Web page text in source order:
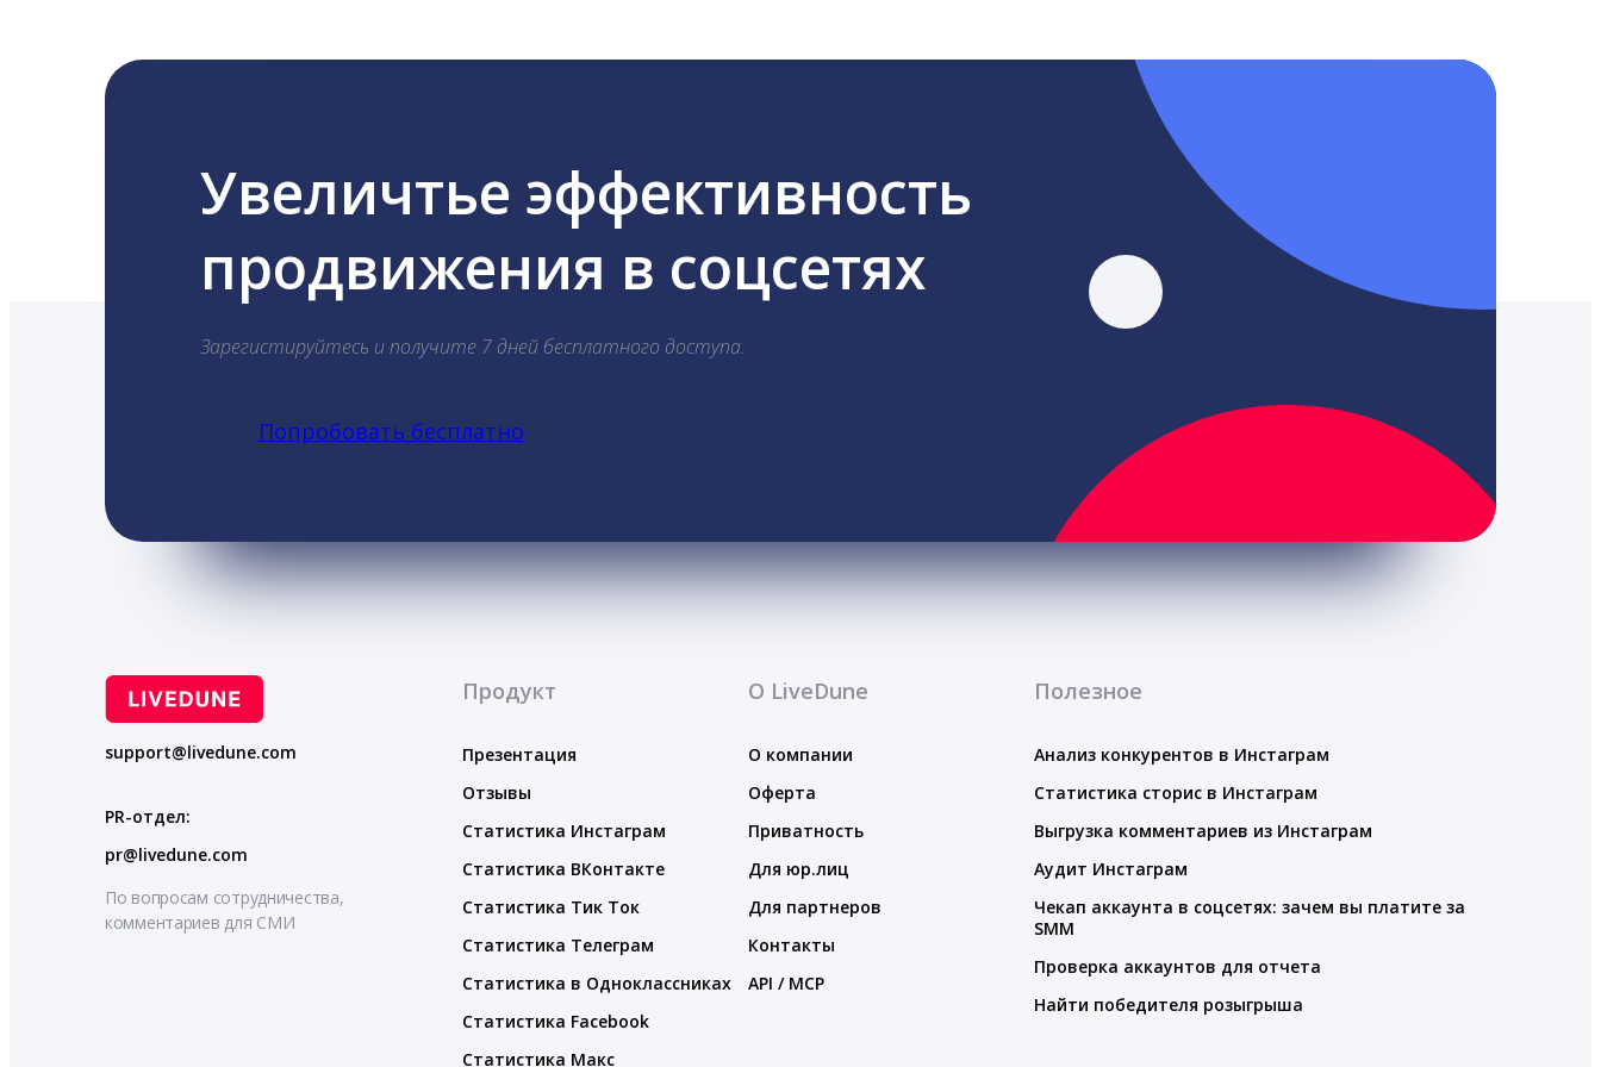
Увеличтье эффективность
продвижения в соцсетях
Зарегистируйтесь и получите 7 дней бесплатного доступа.
Попробовать бесплатно
support@livedune.com
PR-отдел:
pr@livedune.com
По вопросам сотрудничества,
комментариев для СМИ
Продукт
Презентация
Отзывы
Статистика Инстаграм
Статистика ВКонтакте
Статистика Тик Ток
Статистика Телеграм
Статистика в Одноклассниках
Статистика Facebook
Статистика Макс
О LiveDune
О компании
Оферта
Приватность
Для юр.лиц
Для партнеров
Контакты
API / MCP
Полезное
Анализ конкурентов в Инстаграм
Статистика сторис в Инстаграм
Выгрузка комментариев из Инстаграм
Аудит Инстаграм
Чекап аккаунта в соцсетях: зачем вы платите за
SMM
Проверка аккаунтов для отчета
Найти победителя розыгрыша